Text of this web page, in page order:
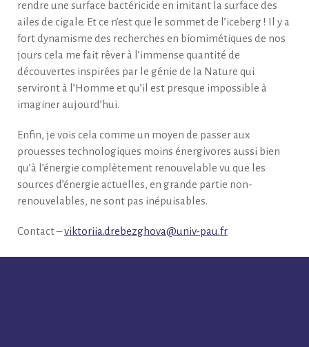
rendre une surface bactéricide en imitant la surface des
ailes de cigale. Et ce n’est que le sommet de l’iceberg ! Il y a
fort dynamisme des recherches en biomimétiques de nos
jours cela me fait rêver à l’immense quantité de
découvertes inspirées par le génie de la Nature qui
serviront à l’Homme et qu’il est presque impossible à
imaginer aujourd’hui.
Enfin, je vois cela comme un moyen de passer aux
prouesses technologiques moins énergivores aussi bien
qu’à l’énergie complètement renouvelable vu que les
sources d’énergie actuelles, en grande partie non-
renouvelables, ne sont pas inépuisables.
Contact –viktoriia.drebezghova@univ-pau.fr